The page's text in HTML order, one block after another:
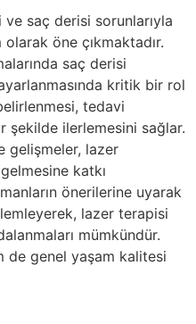
saç derisi sorunlarıyla
öne çıkmaktadır.
saç derisi
kritik bir rol
tedavi
şekilde ilerlemesini sağlar.
gelişmeler, lazer
katkı
önerilerine uyarak
lazer terapisi
mümkündür.
de genel yaşam kalitesi